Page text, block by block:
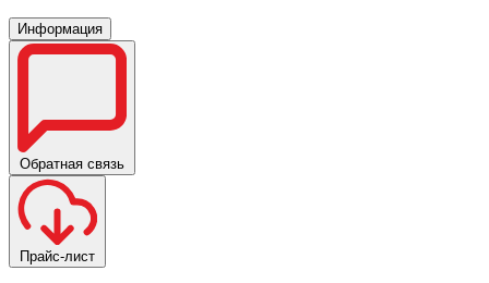
Информация
Обратная связь
Прайс-лист